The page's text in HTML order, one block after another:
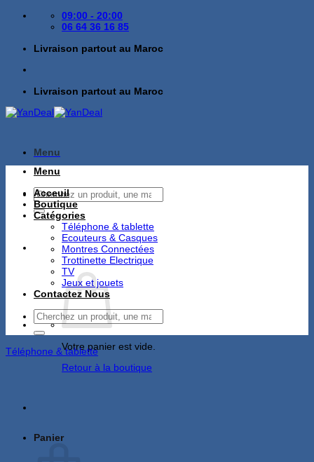
Passer
09:00 - 20:00
06 64 36 16 85
Livraison partout au Maroc
Livraison partout au Maroc
Menu
Recherche
pour :
Votre panier est vide.
Retour à la boutique
Panier
Menu
Acceuil
Boutique
Catégories
Téléphone & tablette
Ecouteurs & Casques
Montres Connectées
Trottinette Electrique
TV
Jeux et jouets
Contactez Nous
Recherche
pour :
Téléphone & tablette